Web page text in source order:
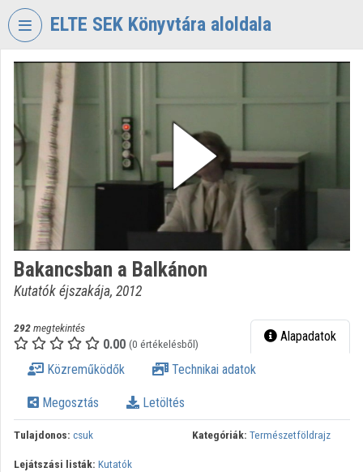
Fejléc kihagyása
ELTE SEK Könyvtára aloldala
VIDEO
EKL
SAVARIA
KÖNYVTÁR
ÉS
LEVÉLTÁR
Intézményi kezdőlap
Bejelentkezés
Kategóriák
Intézményi listák
Intézmények
Bakancsban a Balkánon
Kutatók éjszakája, 2012
292megtekintés
0.00 (0 értékelésből) Alapadatok
Közreműködők Technikai adatok
Megosztás Letöltés
Tulajdonos: csuk Kategóriák: Természetföldrajz
Lejátszási listák: Kutatók